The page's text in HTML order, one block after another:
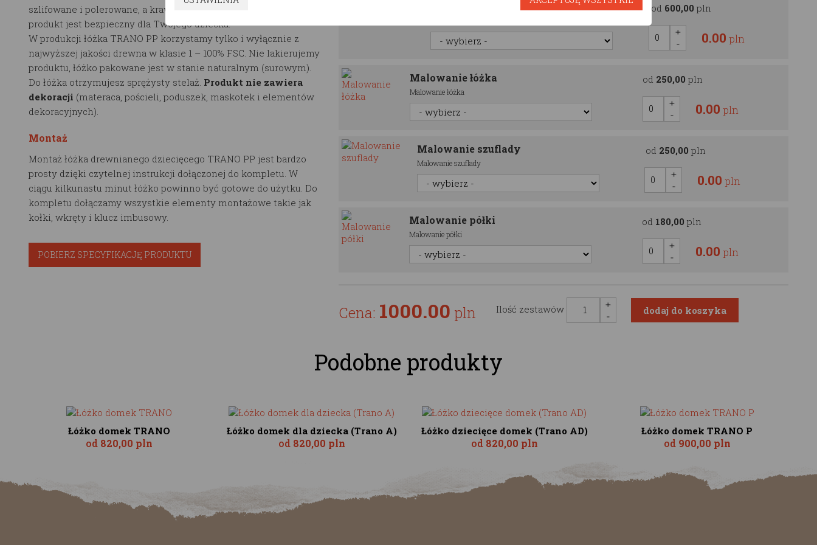
szlifowane i polerowane, a krawędzie są zaokrąglane przez co
produkt jest bezpieczny dla Twojego dziecka.
W produkcji łóżka TRANO PP korzystamy tylko i wyłącznie z
najwyższej jakości drewna w klasie 1 – 100% FSC. Nie lakierujemy
produktu, łóżko pakowane jest w stanie naturalnym (surowym).
Do łóżka otrzymujesz sprężysty stelaż. Produkt nie zawiera
dekoracji (materaca, pościeli, poduszek, maskotek i elementów
dekoracyjnych).
Montaż
Montaż łóżka drewnianego dziecięcego TRANO PP jest bardzo
prosty dzięki czytelnej instrukcji dołączonej do kompletu. W
ciągu kilkunastu minut łóżko powinno być gotowe do użytku. Do
kompletu dołączamy wszystkie elementy montażowe takie jak
kołki, wkręty i klucz imbusowy.
POBIERZ SPECYFIKACJĘ PRODUKTU
Półka domek RESTWOOD od 600,00 pln
0.00 pln
Malowanie łóżka
Malowanie łóżka
od 250,00 pln
0.00 pln
Malowanie szuflady
Malowanie szuflady
od 250,00 pln
0.00 pln
Malowanie półki
Malowanie półki
od 180,00 pln
0.00 pln
Cena: 1000.00 pln Ilość zestawów
Podobne produkty
Łóżko domek TRANO
od 820,00 pln
Łóżko domek dla dziecka (Trano A)
od 820,00 pln
Łóżko dziecięce domek (Trano AD)
od 820,00 pln
Łóżko domek TRANO P
od 900,00 pln